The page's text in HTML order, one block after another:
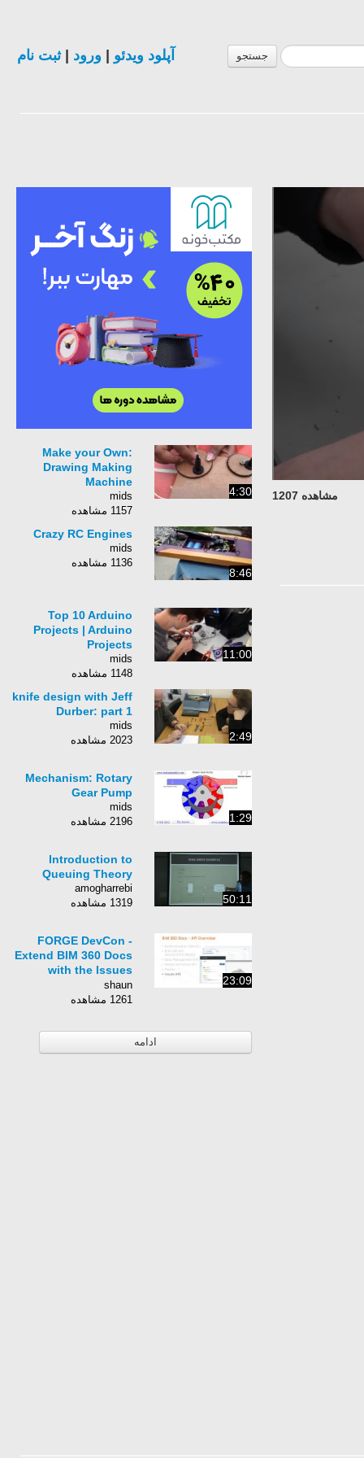
جستجو آپلود ویدئو ورود |ثبت نام
مشاهده 1207 4:30
Make your Own:
Drawing Making
Machine
mids
1157 مشاهده
8:46
Crazy RC Engines
mids
1136 مشاهده
11:00
Top 10 Arduino
Projects | Arduino
Projects
mids
1148 مشاهده
2:49
knife design with Jeff
Durber: part 1
mids
2023 مشاهده
1:29
Mechanism: Rotary
Gear Pump
mids
2196 مشاهده
50:11
Introduction to
Queuing Theory
amogharrebi
1319 مشاهده
23:09
FORGE DevCon -
Extend BIM 360 Docs
with the Issues
Service API
shaun
1261 مشاهده
ادامه